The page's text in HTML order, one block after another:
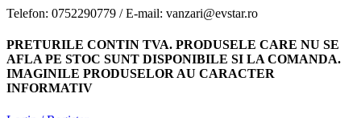
Skip
the
content
Telefon: 0752290779 / E-mail: vanzari@evstar.ro
PRETURILE CONTIN TVA. PRODUSELE CARE NU SE
AFLA PE STOC SUNT DISPONIBILE SI LA COMANDA.
IMAGINILE PRODUSELOR AU CARACTER
INFORMATIV